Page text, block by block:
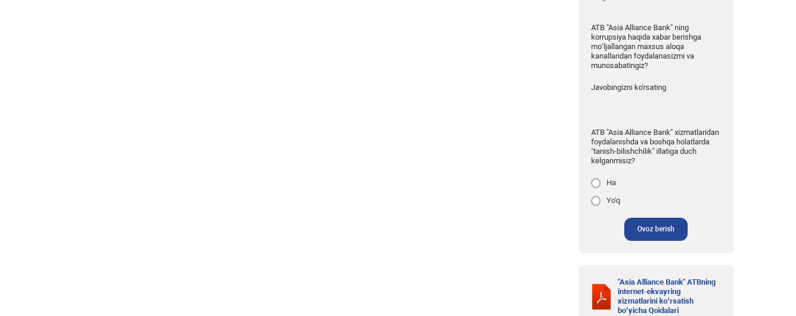
ATB "Asia Alliance Bank" ning
korrupsiya haqida xabar berishga
mo‘ljallangan maxsus aloqa
kanallaridan foydalanasizmi va
munosabatingiz?
Javobingizni ko'rsating
ATB "Asia Alliance Bank" xizmatlaridan
foydalanishda va boshqa holatlarda
“tanish-bilishchilik” illatiga duch
kelganmisiz?
Ha
Yo'q
Ovoz berish
"Asia Alliance Bank" ATBning
internet-ekvayring
xizmatlarini ko‘rsatish
bo‘yicha Qoidalari